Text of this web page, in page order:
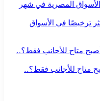
ترخيصًا في الأسواق
متاح للأجانب فقط؟..